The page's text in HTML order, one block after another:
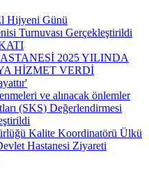
Hijyeni Günü
Turnuvası Gerçekleştirildi
2025 YILINDA
HİZMET VERDİ
ve alınacak önlemler
(SKS) Değerlendirmesi
Kalite Koordinatörü Ülkü
Hastanesi Ziyareti